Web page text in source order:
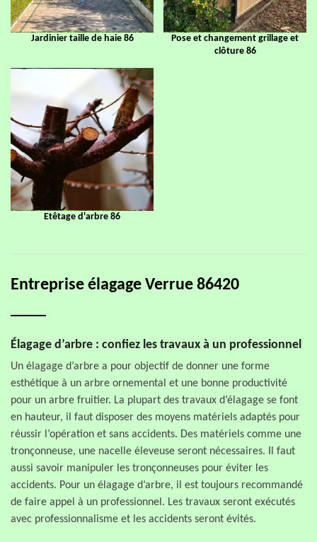
Jardinier taille de haie 86
Pose et changement grillage et
clôture 86
Etêtage d'arbre 86
Entreprise élagage Verrue 86420
Élagage d’arbre : confiez les travaux à un professionnel
Un élagage d’arbre a pour objectif de donner une forme
esthétique à un arbre ornemental et une bonne productivité
pour un arbre fruitier. La plupart des travaux d’élagage se font
en hauteur, il faut disposer des moyens matériels adaptés pour
réussir l’opération et sans accidents. Des matériels comme une
tronçonneuse, une nacelle éleveuse seront nécessaires. Il faut
aussi savoir manipuler les tronçonneuses pour éviter les
accidents. Pour un élagage d’arbre, il est toujours recommandé
de faire appel à un professionnel. Les travaux seront exécutés
avec professionnalisme et les accidents seront évités.